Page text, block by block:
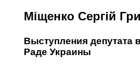
Міщенко Сергій
Выступления депутата
Раде Украины